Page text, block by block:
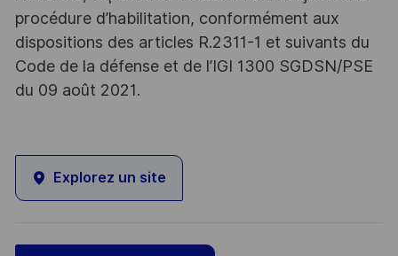
procédure d’habilitation, conformément aux
dispositions des articles R.2311-1 et suivants du
Code de la défense et de l’IGI 1300 SGDSN/PSE
du 09 août 2021.
Explorez un site